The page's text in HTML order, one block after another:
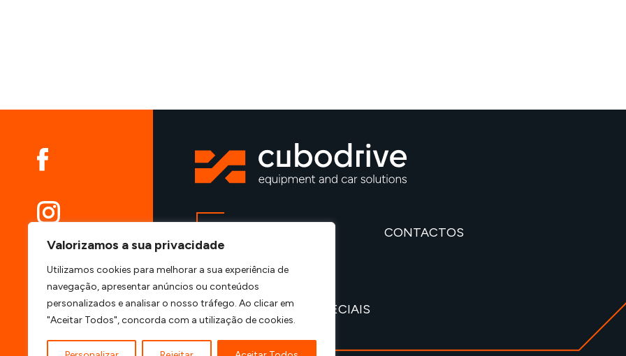
Valorizamos a sua privacidade
Utilizamos cookies para melhorar a sua experiência de
navegação, apresentar anúncios ou conteúdos
personalizados e analisar o nosso tráfego. Ao clicar em
"Aceitar Todos", concorda com a utilização de cookies.
ALUGUER
CONTENTORES
TRANSPORTES ESPECIAIS
CONTACTOS